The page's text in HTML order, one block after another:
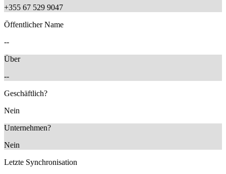
+355 67 529 9047
Öffentlicher Name
--
Über
--
Geschäftlich?
Nein
Unternehmen?
Nein
Letzte Synchronisation